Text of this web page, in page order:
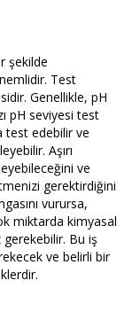
şekilde
Test
Genellikle, pH
pH seviyesi test
test edebilir ve
Aşırı
ve
gerektirdiğini
vurursa,
miktarda kimyasal
Bu iş
ve belirli bir